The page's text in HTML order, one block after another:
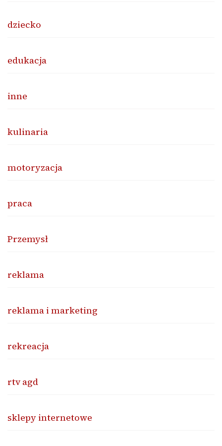
dziecko
edukacja
inne
kulinaria
motoryzacja
praca
Przemysł
reklama
reklama i marketing
rekreacja
rtv agd
sklepy internetowe